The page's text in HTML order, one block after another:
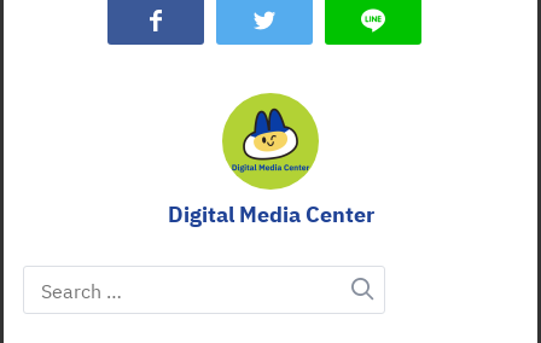
Digital Media Center
Search
for: